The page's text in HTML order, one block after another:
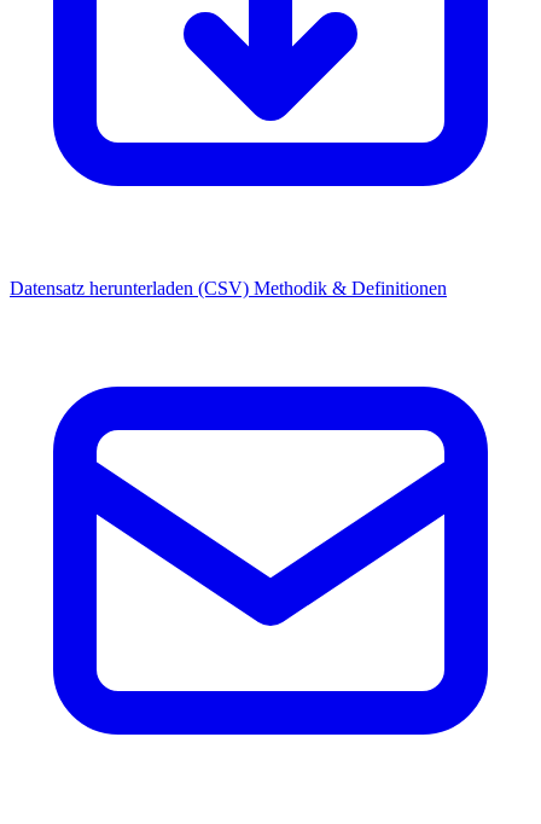
Datensatz herunterladen (CSV) Methodik & Definitionen